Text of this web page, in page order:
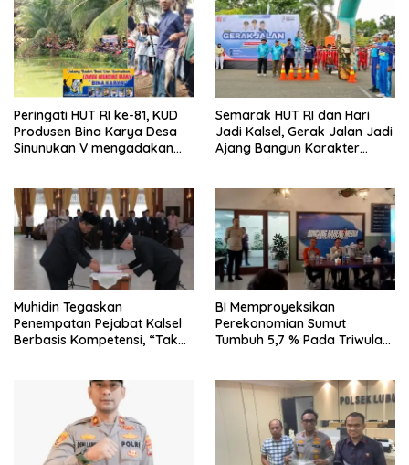
Peringati HUT RI ke-81, KUD
Produsen Bina Karya Desa
Sinunukan V mengadakan
Semarak HUT RI dan Hari
Jadi Kalsel, Gerak Jalan Jadi
Ajang Bangun Karakter
Muhidin Tegaskan
Penempatan Pejabat Kalsel
Berbasis Kompetensi, “Tak
BI Memproyeksikan
Perekonomian Sumut
Tumbuh 5,7 % Pada Triwulan